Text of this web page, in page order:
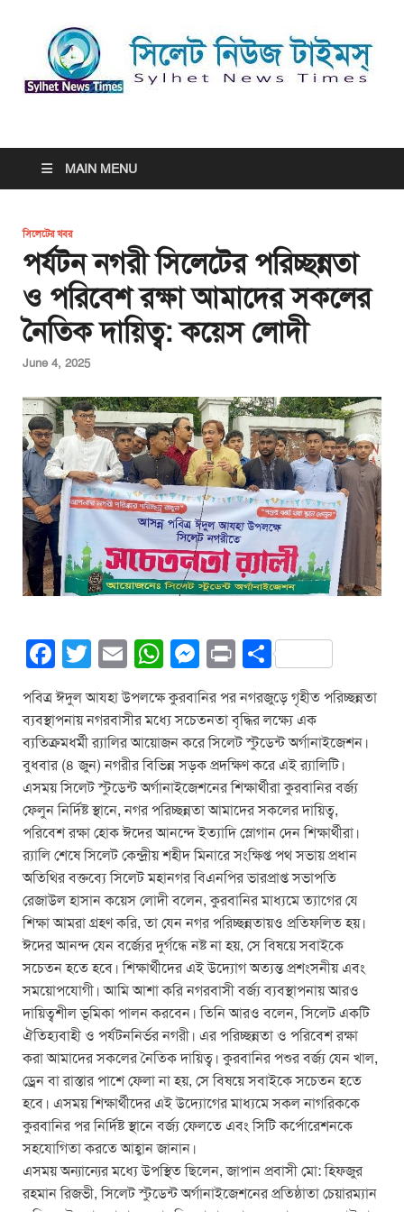
সিলেট নিউজ টাইমস্ | Sylhet
News Times
MAIN MENU
সিলেটের খবর
পর্যটন নগরী সিলেটের পরিচ্ছন্নতা
ও পরিবেশ রক্ষা আমাদের সকলের
নৈতিক দায়িত্ব: কয়েস লোদী
June 4, 2025
F
a
c
e
b
o
o
k
T
wi
tt
er
E
m
ail
W
at
s
A
p
p
M
e
ss
e
n
g
er
Pr
in
t
S
ar
e
পবিত্র ঈদুল আযহা উপলক্ষে কুরবানির পর নগরজুড়ে গৃহীত পরিচ্ছন্নতা
ব্যবস্থাপনায় নগরবাসীর মধ্যে সচেতনতা বৃদ্ধির লক্ষ্যে এক
ব্যতিক্রমধর্মী র‌্যালির আয়োজন করে সিলেট স্টুডেন্ট অর্গানাইজেশন।
বুধবার (৪ জুন) নগরীর বিভিন্ন সড়ক প্রদক্ষিণ করে এই র‌্যালিটি।
এসময় সিলেট স্টুডেন্ট অর্গানাইজেশনের শিক্ষার্থীরা কুরবানির বর্জ্য
ফেলুন নির্দিষ্ট স্থানে, নগর পরিচ্ছন্নতা আমাদের সকলের দায়িত্ব,
পরিবেশ রক্ষা হোক ঈদের আনন্দে ইত্যাদি স্লোগান দেন শিক্ষার্থীরা।
র‌্যালি শেষে সিলেট কেন্দ্রীয় শহীদ মিনারে সংক্ষিপ্ত পথ সভায় প্রধান
অতিথির বক্তব্যে সিলেট মহানগর বিএনপির ভারপ্রাপ্ত সভাপতি
রেজাউল হাসান কয়েস লোদী বলেন, কুরবানির মাধ্যমে ত্যাগের যে
শিক্ষা আমরা গ্রহণ করি, তা যেন নগর পরিচ্ছন্নতায়ও প্রতিফলিত হয়।
ঈদের আনন্দ যেন বর্জ্যের দুর্গন্ধে নষ্ট না হয়, সে বিষয়ে সবাইকে
সচেতন হতে হবে। শিক্ষার্থীদের এই উদ্যোগ অত্যন্ত প্রশংসনীয় এবং
সময়োপযোগী। আমি আশা করি নগরবাসী বর্জ্য ব্যবস্থাপনায় আরও
দায়িত্বশীল ভূমিকা পালন করবেন। তিনি আরও বলেন, সিলেট একটি
ঐতিহ্যবাহী ও পর্যটননির্ভর নগরী। এর পরিচ্ছন্নতা ও পরিবেশ রক্ষা
করা আমাদের সকলের নৈতিক দায়িত্ব। কুরবানির পশুর বর্জ্য যেন খাল,
ড্রেন বা রাস্তার পাশে ফেলা না হয়, সে বিষয়ে সবাইকে সচেতন হতে
হবে। এসময় শিক্ষার্থীদের এই উদ্যোগের মাধ্যমে সকল নাগরিককে
কুরবানির পর নির্দিষ্ট স্থানে বর্জ্য ফেলতে এবং সিটি কর্পোরেশনকে
সহযোগিতা করতে আহ্বান জানান।
এসময় অন্যান্যের মধ্যে উপস্থিত ছিলেন, জাপান প্রবাসী মো: হিফজুর
রহমান রিজভী, সিলেট স্টুডেন্ট অর্গানাইজেশনের প্রতিষ্ঠাতা চেয়ারম্যান